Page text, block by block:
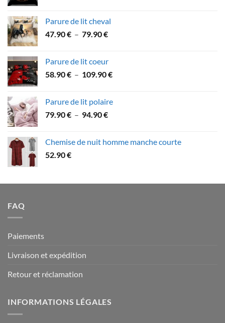
49.90 €
à
Parure de lit cheval
47.90€ – 79.90€Plage
à
Parure de lit coeur
58.90€ – 109.90€Plage
58.90 €
Parure de lit polaire
79.90€ – 94.90€Plage
79.90 €
Chemise de nuit homme manche courte
52.90€
FAQ
Paiements
Livraison et expédition
Retour et réclamation
INFORMATIONS LÉGALES